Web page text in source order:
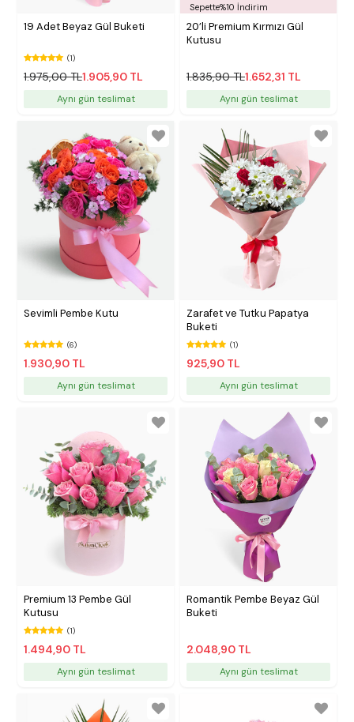
19 Adet Beyaz Gül Buketi
(1)
1.975,00 TL1.905,90 TL
Aynı gün teslimat
Sepette%10 İndirim
20’li Premium Kırmızı Gül
Kutusu
1.835,90 TL1.652,31 TL
Aynı gün teslimat
Sevimli Pembe Kutu
(6)
1.930,90 TL
Aynı gün teslimat
Zarafet ve Tutku Papatya
Buketi
(1)
925,90 TL
Aynı gün teslimat
Premium 13 Pembe Gül
Kutusu
(1)
1.494,90 TL
Aynı gün teslimat
Romantik Pembe Beyaz Gül
Buketi
2.048,90 TL
Aynı gün teslimat